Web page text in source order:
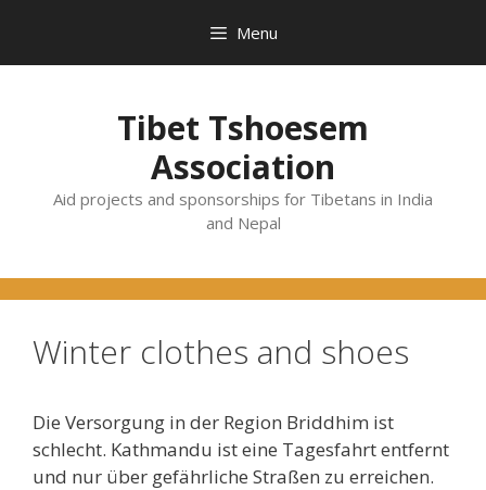
content
Menu
Tibet Tshoesem
Association
Aid projects and sponsorships for Tibetans in India
and Nepal
Winter clothes and shoes
Die Versorgung in der Region Briddhim ist
schlecht. Kathmandu ist eine Tagesfahrt entfernt
und nur über gefährliche Straßen zu erreichen.